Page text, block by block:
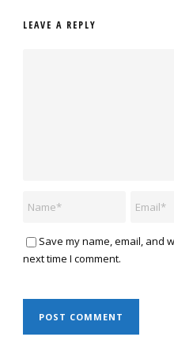
LEAVE A REPLY
Save my name, email, and
next time I comment.